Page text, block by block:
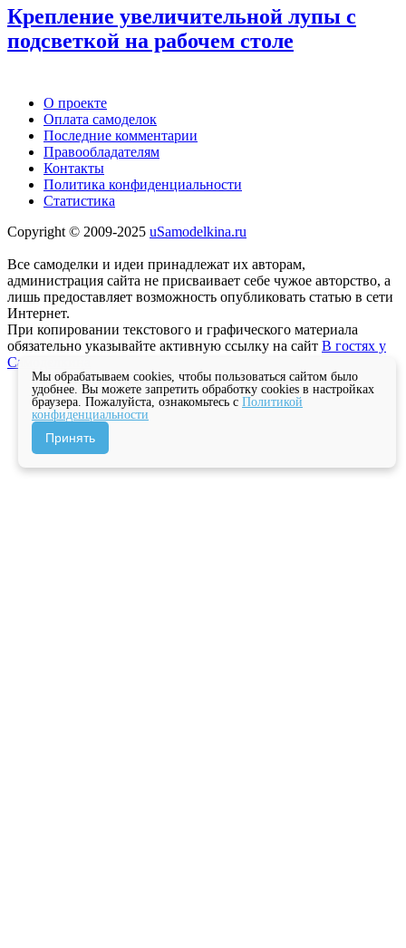
Крепление увеличительной лупы с
подсветкой на рабочем столе
О проекте
Оплата самоделок
Последние комментарии
Правообладателям
Контакты
Политика конфиденциальности
Статистика
Copyright © 2009-2025 uSamodelkina.ru
Все самоделки и идеи принадлежат их авторам,
администрация сайта не присваивает себе чужое авторство, а
лишь предоставляет возможность опубликовать статью в сети
Интернет.
При копировании текстового и графического материала
обязательно указывайте активную ссылку на сайт В гостях у
Самоделкина
Мы обрабатываем cookies, чтобы пользоваться сайтом было
удобнее. Вы можете запретить обработку cookies в настройках
браузера. Пожалуйста, ознакомьтесь с Политикой
конфиденциальности
Принять